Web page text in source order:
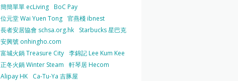
簡簡單單 ecLiving BoC Pay
位元堂 Wai Yuen Tong 官燕棧 ibnest
長者安居協會 schsa.org.hk
Starbucks 星巴克
安興號 onhingho.com
富城火鍋 Treasure City 李錦記 Lee Kum Kee
正冬火鍋 Winter Steam
軒琴居 Hecom
Alipay HK
Ca-Tu-Ya 吉豚屋